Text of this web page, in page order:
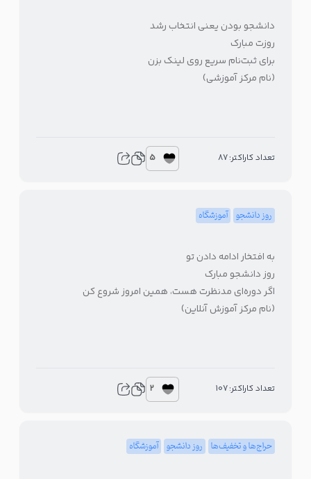
دانشجو بودن یعنی انتخاب رشد
روزت مبارک
برای ثبت‌نام سریع روی لینک بزن
(نام مرکز آموزشی)
تعداد کاراکتر: 87 5
روز دانشجو آموزشگاه
به افتخار ادامه دادن تو
روز دانشجو مبارک
اگر دوره‌ای مدنظرت هست، همین امروز شروع کن
(نام مرکز آموزش آنلاین)
تعداد کاراکتر: 107 2
حراج‌ها و تخفیف‌ها روز دانشجو آموزشگاه